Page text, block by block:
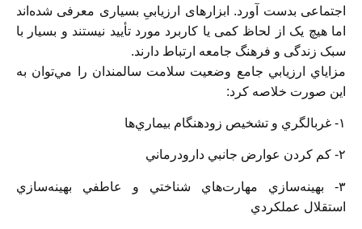
اجتماعی بدست آورد. ابزارهای ارزیابیِ بسیاری معرفی شده‌اند
اما هیچ یک از لحاظ کمی یا کاربرد مورد تأیید نیستند و بسیار با
سبک زندگی و فرهنگ جامعه ارتباط دارند.
مزاياي ارزيابي جامع وضعيت سلامت سالمندان را مي‌توان به
اين صورت خلاصه كرد:
۱- غربالگري و تشخيص زودهنگام بيماري‌ها
۲- كم كردن عوارض جانبي دارودرماني
۳- بهينه‌سازي مهارت‌هاي شناختي و عاطفي
بهينه‌سازي
استقلال عملكردي